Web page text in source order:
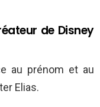
de Disney
au prénom et au
Elias.